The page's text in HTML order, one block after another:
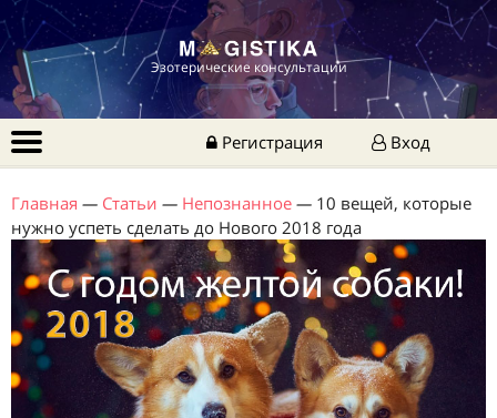
Эзотерические консультации
Регистрация Вход
Главная — Статьи — Непознанное — 10 вещей, которые
нужно успеть сделать до Нового 2018 года